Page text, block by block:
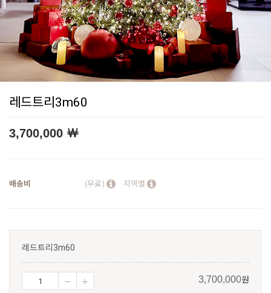
레드트리3m60
3,700,000 ￦
배송비 (무료) 지역별
레드트리3m60
3,700,000원